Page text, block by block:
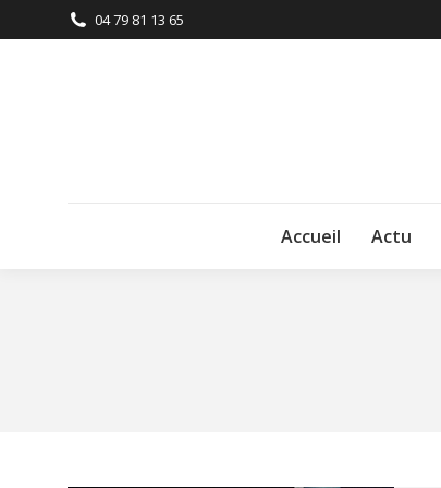
04 79 81 13 65
Accueil Actu